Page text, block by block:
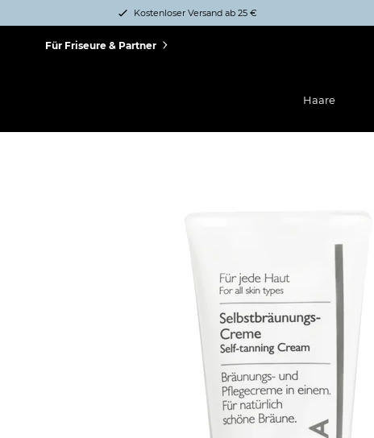
Kostenloser Versand ab 25 €
Für Friseure & Partner
Haare